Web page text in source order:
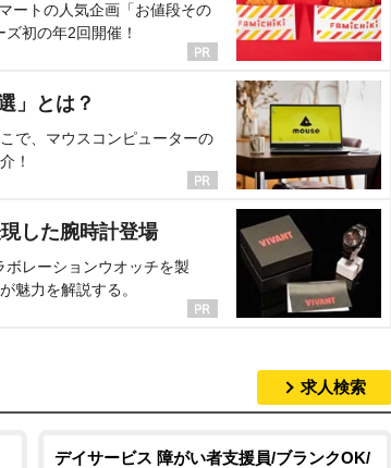
ートの人気企画「お値段その
初の年2回開催！
」とは？
で、マウスコンピューターの
！
した腕時計登場
ボレーションウオッチを製
魅力を解説する。
求人検索
デイサービス 障がい者支援員/ブランクOK/